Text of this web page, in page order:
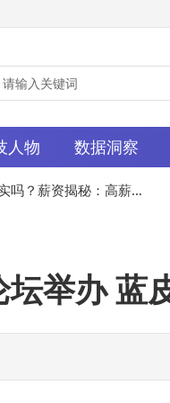
人物 数据洞察
薪资揭秘：高薪背
举办 蓝